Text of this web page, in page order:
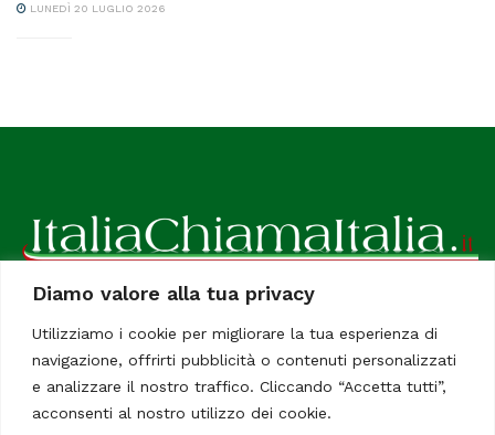
Diamo valore alla tua privacy
Utilizziamo i cookie per migliorare la tua esperienza di
navigazione, offrirti pubblicità o contenuti personalizzati
e analizzare il nostro traffico. Cliccando “Accetta tutti”,
acconsenti al nostro utilizzo dei cookie.
LUNEDÌ 20 LUGLIO 2026
ItaliaChiamaItalia, il TUO quotidiano online preferito.
Dedicato in particolare a tutti gli italiani residenti all'estero.
Tutti i diritti sono riservati. Quotidiano online indipendente